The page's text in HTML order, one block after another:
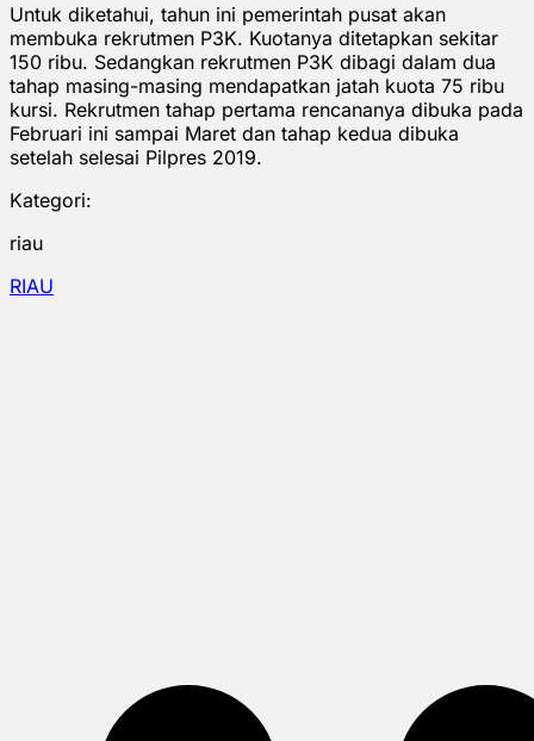
Untuk diketahui, tahun ini pemerintah pusat akan
membuka rekrutmen P3K. Kuotanya ditetapkan sekitar
150 ribu. Sedangkan rekrutmen P3K dibagi dalam dua
tahap masing-masing mendapatkan jatah kuota 75 ribu
kursi. Rekrutmen tahap pertama rencananya dibuka pada
Februari ini sampai Maret dan tahap kedua dibuka
setelah selesai Pilpres 2019.
Kategori:
riau
RIAU